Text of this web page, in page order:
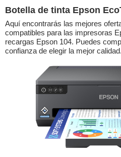
Botella de tinta Epson
Aquí encontrarás las mejores
compatibles para las impresoras
recargas Epson 104. Puedes
confianza de elegir la mejor calidad.